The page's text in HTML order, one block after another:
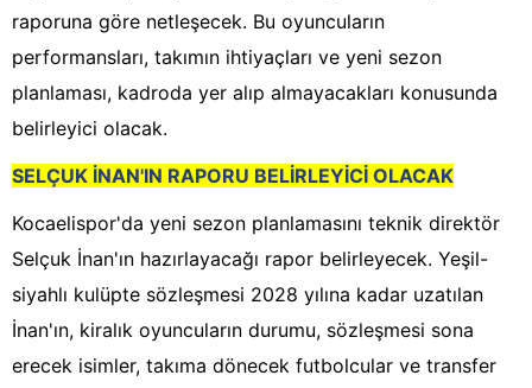
raporuna göre netleşecek. Bu oyuncuların
performansları, takımın ihtiyaçları ve yeni sezon
planlaması, kadroda yer alıp almayacakları konusunda
belirleyici olacak.
SELÇUK İNAN'IN RAPORU BELİRLEYİCİ OLACAK
Kocaelispor'da yeni sezon planlamasını teknik direktör
Selçuk İnan'ın hazırlayacağı rapor belirleyecek. Yeşil-
siyahlı kulüpte sözleşmesi 2028 yılına kadar uzatılan
İnan'ın, kiralık oyuncuların durumu, sözleşmesi sona
erecek isimler, takıma dönecek futbolcular ve transfer